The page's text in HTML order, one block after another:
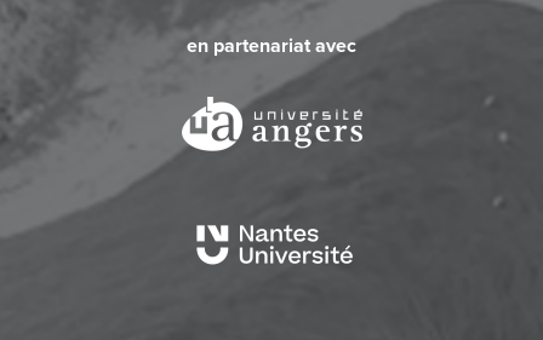
en partenariat avec